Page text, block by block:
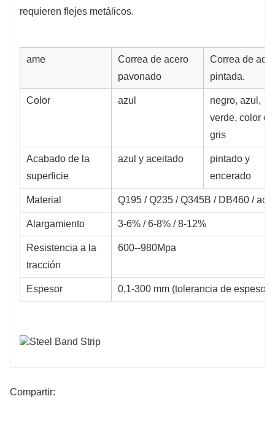
requieren flejes metálicos.
ame
Correa de acero
pavonado
Correa de
pintada.
Color azul
negro, azul,
verde, color
gris
Acabado de la
superficie
azul y aceitado
pintado y
encerado
Material Q195 / Q235 / Q345B / DB460 /
Alargamiento 3-6% / 6-8% / 8-12%
Resistencia a la
tracción
600--980Mpa
Espesor 0,1-300 mm (tolerancia de espesor:
Compartir: